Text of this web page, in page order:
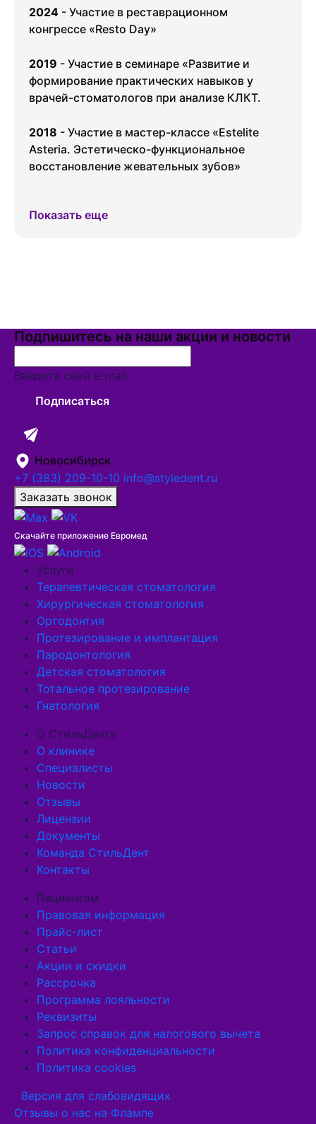
2024 - Участие в реставрационном
конгрессе «Resto Day»
2019 - Участие в семинаре «Развитие и
формирование практических навыков у
врачей-стоматологов при анализе КЛКТ.
2018 - Участие в мастер-классе «Estelite
Asteria. Эстетическо-функциональное
восстановление жевательных зубов»
Показать еще
Подпишитесь на наши акции и новости
Введите свой e-mail
Подписаться
Новосибирск
+7 (383) 209-10-10 info@styledent.ru
Заказать звонок
Скачайте приложение Евромед
Услуги
Терапевтическая стоматология
Хирургическая стоматология
Ортодонтия
Протезирование и имплантация
Пародонтология
Детская стоматология
Тотальное протезирование
Гнатология
О СтильДенте
О клинике
Специалисты
Новости
Отзывы
Лицензии
Документы
Команда СтильДент
Контакты
Пациентам
Правовая информация
Прайс-лист
Статьи
Акции и скидки
Рассрочка
Программа лояльности
Реквизиты
Запрос справок для налогового вычета
Политика конфиденциальности
Политика cookies
Версия для слабовидящих
Отзывы о нас на Флампе